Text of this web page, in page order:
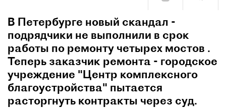
В Петербурге новый скандал -
подрядчики не выполнили в срок
работы по ремонту четырех мостов .
Теперь заказчик ремонта - городское
учреждение "Центр комплексного
благоустройства" пытается
расторгнуть контракты через суд.